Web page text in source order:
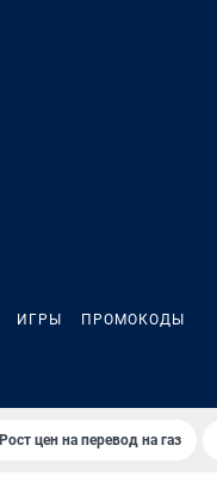
ИГРЫ ПРОМОКОДЫ
Рост цен на перевод на газ